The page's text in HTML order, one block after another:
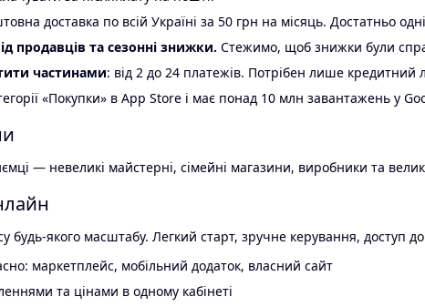
доставка по всій Україні за 50 грн на місяць. Достатньо
продавців та сезонні знижки. Стежимо, щоб знижки були
частинами: від 2 до 24 платежів. Потрібен лише кредитний
«Покупки» в App Store і має понад 10 млн завантажень у
— невеликі майстерні, сімейні магазини, виробники та
будь-якого масштабу. Легкий старт, зручне керування, доступ до
маркетплейс, мобільний додаток, власний сайт
та цінами в одному кабінеті